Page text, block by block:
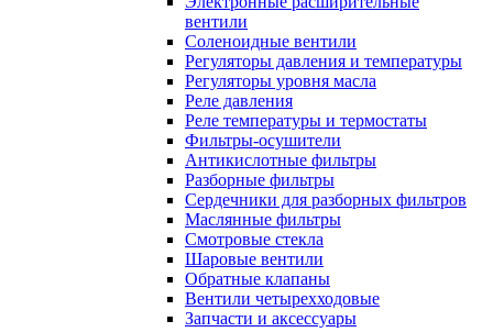
вентили
Соленоидные вентили
Регуляторы давления и температуры
Регуляторы уровня масла
Реле давления
Реле температуры и термостаты
Фильтры-осушители
Антикислотные фильтры
Разборные фильтры
Сердечники для разборных фильтров
Маслянные фильтры
Смотровые стекла
Шаровые вентили
Обратные клапаны
Вентили четырехходовые
Запчасти и аксессуары